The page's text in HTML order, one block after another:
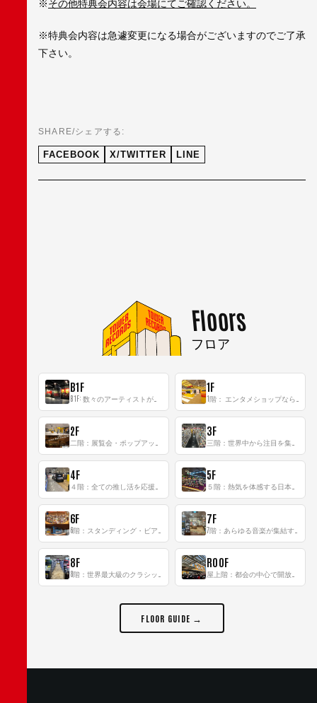
※その他特典会内容は会場にてご確認ください。
※特典会内容は急遽変更になる場合がございますのでご了承
下さい。
SHARE/シェアする:
FACEBOOK X/TWITTER LINE
Floors
フロア
B1F 1F
2F 3F
4F 5F
6F 7F
8F ROOF
FLOOR GUIDE →